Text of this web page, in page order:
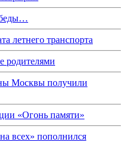
беды…
летнего транспорта
родителями
Москвы получили
«Огонь памяти»
всех» пополнился